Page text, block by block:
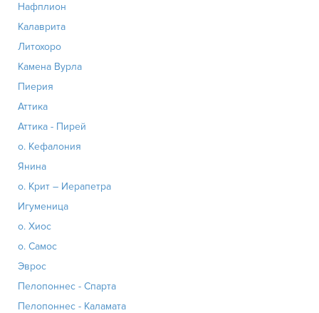
Нафплион
Калаврита
Литохоро
Камена Вурла
Пиерия
Аттика
Аттика - Пирей
о. Кефалония
Янина
о. Крит – Иерапетра
Игуменица
о. Хиос
о. Самос
Эврос
Пелопоннес - Спарта
Пелопоннес - Каламата